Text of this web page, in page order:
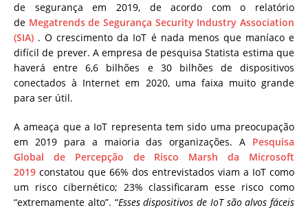
de segurança em 2019, de acordo com o relatório
de Megatrends de Segurança Security Industry Association
(SIA) . O crescimento da IoT é nada menos que maníaco e
difícil de prever. A empresa de pesquisa Statista estima que
haverá entre 6,6 bilhões e 30 bilhões de dispositivos
conectados à Internet em 2020, uma faixa muito grande
para ser útil.
A ameaça que a IoT representa tem sido uma preocupação
em 2019 para a maioria das organizações. A Pesquisa
Global de Percepção de Risco Marsh da Microsoft
2019 constatou que 66% dos entrevistados viam a IoT como
um risco cibernético; 23% classificaram esse risco como
“extremamente alto”. “Esses dispositivos de IoT são alvos fáceis